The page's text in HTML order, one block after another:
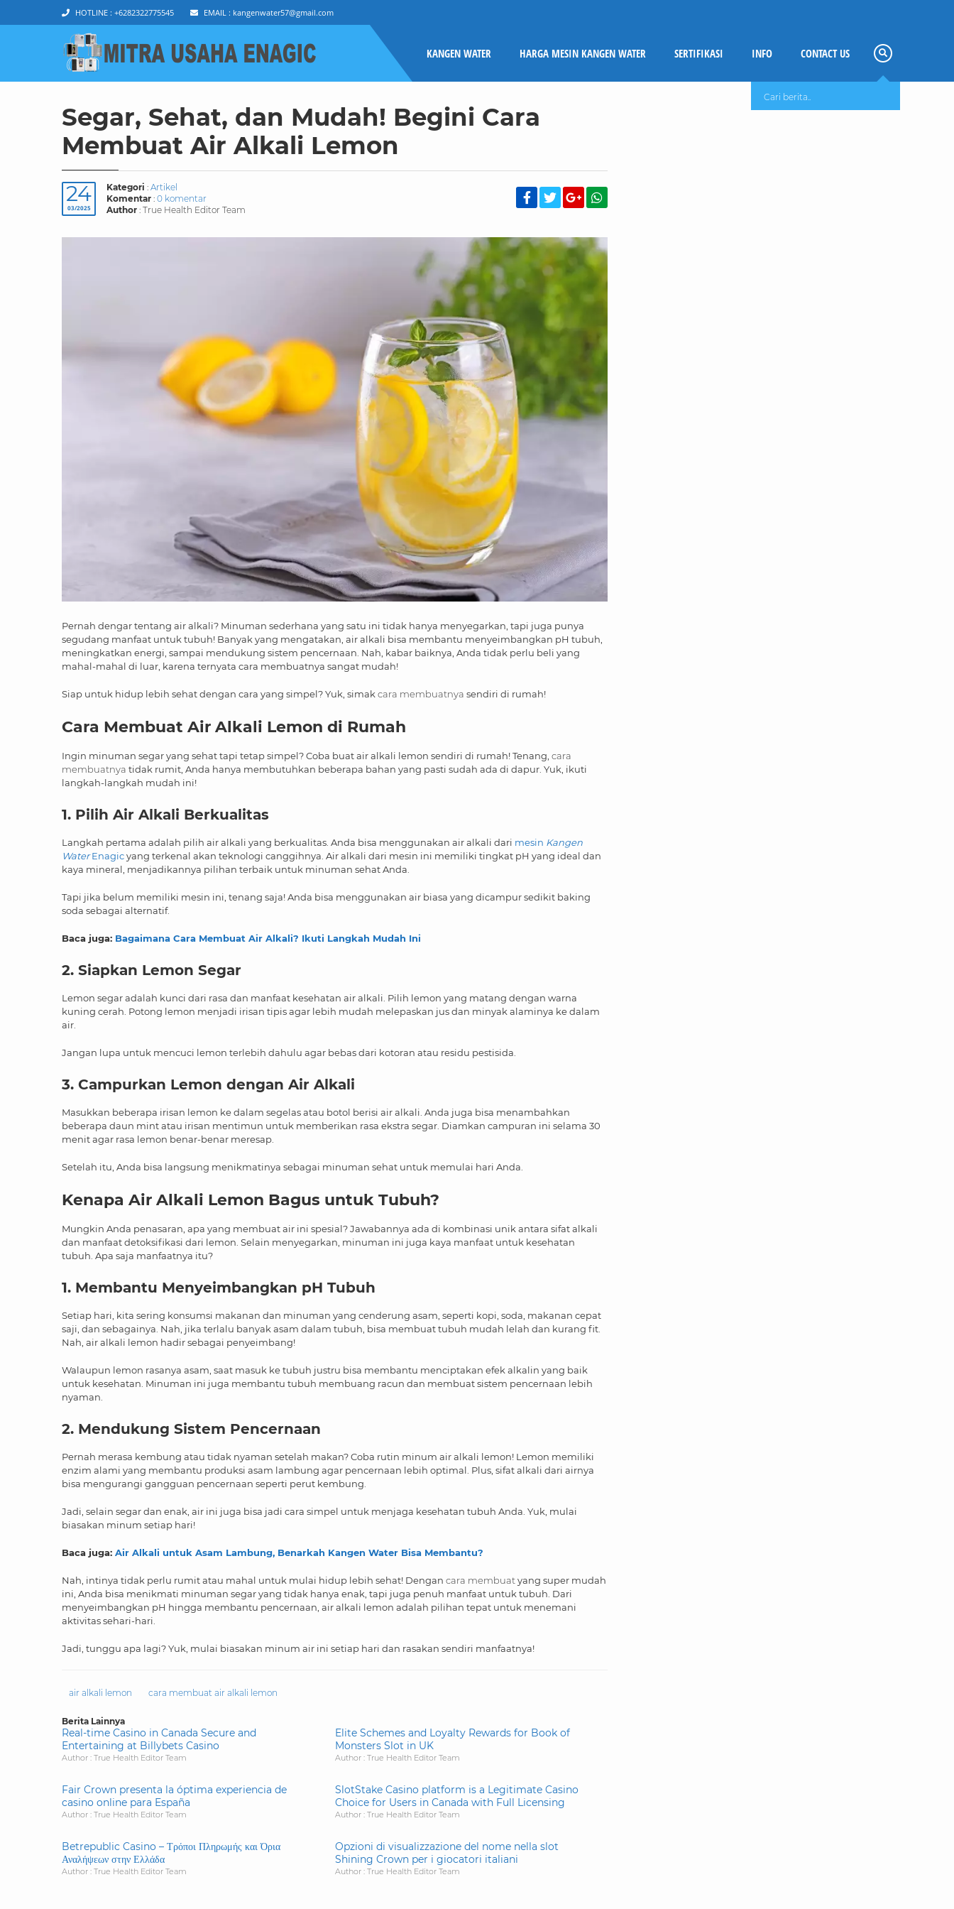
HOTLINE : +6282322775545 EMAIL : kangenwater57@gmail.com
KANGEN WATER HARGA MESIN KANGEN WATER SERTIFIKASI INFO CONTACT US
Segar, Sehat, dan Mudah! Begini Cara
Membuat Air Alkali Lemon
24
03/2025
Kategori : Artikel
Komentar : 0 komentar
Author : True Health Editor Team
Pernah dengar tentang air alkali? Minuman sederhana yang satu ini tidak hanya menyegarkan, tapi juga punya
segudang manfaat untuk tubuh! Banyak yang mengatakan, air alkali bisa membantu menyeimbangkan pH tubuh,
meningkatkan energi, sampai mendukung sistem pencernaan. Nah, kabar baiknya, Anda tidak perlu beli yang
mahal-mahal di luar, karena ternyata cara membuatnya sangat mudah!
Siap untuk hidup lebih sehat dengan cara yang simpel? Yuk, simak cara membuatnya sendiri di rumah!
Cara Membuat Air Alkali Lemon di Rumah
Ingin minuman segar yang sehat tapi tetap simpel? Coba buat air alkali lemon sendiri di rumah! Tenang, cara
membuatnya tidak rumit, Anda hanya membutuhkan beberapa bahan yang pasti sudah ada di dapur. Yuk, ikuti
langkah-langkah mudah ini!
1. Pilih Air Alkali Berkualitas
Langkah pertama adalah pilih air alkali yang berkualitas. Anda bisa menggunakan air alkali dari mesin Kangen
WaterEnagicyang terkenal akan teknologi canggihnya. Air alkali dari mesin ini memiliki tingkat pH yang ideal dan
kaya mineral, menjadikannya pilihan terbaik untuk minuman sehat Anda.
Tapi jika belum memiliki mesin ini, tenang saja! Anda bisa menggunakan air biasa yang dicampur sedikit baking
soda sebagai alternatif.
Baca juga: Bagaimana Cara Membuat Air Alkali? Ikuti Langkah Mudah Ini
2. Siapkan Lemon Segar
Lemon segar adalah kunci dari rasa dan manfaat kesehatan air alkali. Pilih lemon yang matang dengan warna
kuning cerah. Potong lemon menjadi irisan tipis agar lebih mudah melepaskan jus dan minyak alaminya ke dalam
air.
Jangan lupa untuk mencuci lemon terlebih dahulu agar bebas dari kotoran atau residu pestisida.
3. Campurkan Lemon dengan Air Alkali
Masukkan beberapa irisan lemon ke dalam segelas atau botol berisi air alkali. Anda juga bisa menambahkan
beberapa daun mint atau irisan mentimun untuk memberikan rasa ekstra segar. Diamkan campuran ini selama 30
menit agar rasa lemon benar-benar meresap.
Setelah itu, Anda bisa langsung menikmatinya sebagai minuman sehat untuk memulai hari Anda.
Kenapa Air Alkali Lemon Bagus untuk Tubuh?
Mungkin Anda penasaran, apa yang membuat air ini spesial? Jawabannya ada di kombinasi unik antara sifat alkali
dan manfaat detoksifikasi dari lemon. Selain menyegarkan, minuman ini juga kaya manfaat untuk kesehatan
tubuh. Apa saja manfaatnya itu?
1. Membantu Menyeimbangkan pH Tubuh
Setiap hari, kita sering konsumsi makanan dan minuman yang cenderung asam, seperti kopi, soda, makanan cepat
saji, dan sebagainya. Nah, jika terlalu banyak asam dalam tubuh, bisa membuat tubuh mudah lelah dan kurang fit.
Nah, air alkali lemon hadir sebagai penyeimbang!
Walaupun lemon rasanya asam, saat masuk ke tubuh justru bisa membantu menciptakan efek alkalin yang baik
untuk kesehatan. Minuman ini juga membantu tubuh membuang racun dan membuat sistem pencernaan lebih
nyaman.
2. Mendukung Sistem Pencernaan
Pernah merasa kembung atau tidak nyaman setelah makan? Coba rutin minum air alkali lemon! Lemon memiliki
enzim alami yang membantu produksi asam lambung agar pencernaan lebih optimal. Plus, sifat alkali dari airnya
bisa mengurangi gangguan pencernaan seperti perut kembung.
Jadi, selain segar dan enak, air ini juga bisa jadi cara simpel untuk menjaga kesehatan tubuh Anda. Yuk, mulai
biasakan minum setiap hari!
Baca juga: Air Alkali untuk Asam Lambung, Benarkah Kangen Water Bisa Membantu?
Nah, intinya tidak perlu rumit atau mahal untuk mulai hidup lebih sehat! Dengan cara membuatyang super mudah
ini, Anda bisa menikmati minuman segar yang tidak hanya enak, tapi juga penuh manfaat untuk tubuh. Dari
menyeimbangkan pH hingga membantu pencernaan, air alkali lemon adalah pilihan tepat untuk menemani
aktivitas sehari-hari.
Jadi, tunggu apa lagi? Yuk, mulai biasakan minum air ini setiap hari dan rasakan sendiri manfaatnya!
air alkali lemon cara membuat air alkali lemon
Berita Lainnya
Real-time Casino in Canada Secure and
Entertaining at Billybets Casino
Author : True Health Editor Team
Elite Schemes and Loyalty Rewards for Book of
Monsters Slot in UK
Author : True Health Editor Team
Fair Crown presenta la óptima experiencia de
casino online para España
Author : True Health Editor Team
SlotStake Casino platform is a Legitimate Casino
Choice for Users in Canada with Full Licensing
Author : True Health Editor Team
Betrepublic Casino – Τρόποι Πληρωμής και Όρια
Αναλήψεων στην Ελλάδα
Author : True Health Editor Team
Opzioni di visualizzazione del nome nella slot
Shining Crown per i giocatori italiani
Author : True Health Editor Team